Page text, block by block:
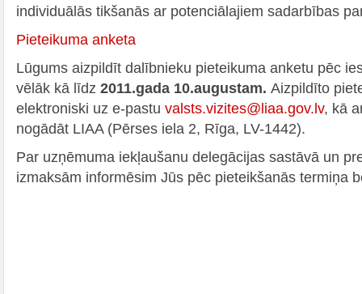
individuālās tikšanās ar potenciālajiem sadarbības
Pieteikuma anketa
Lūgums aizpildīt dalībnieku pieteikuma anketu pēc
vēlāk kā līdz 2011.gada 10.augustam. Aizpildīto
elektroniski uz e-pastu valsts.vizites@liaa.gov.lv, kā
nogādāt LIAA (Pērses iela 2, Rīga, LV-1442).
Par uzņēmuma iekļaušanu delegācijas sastāvā un
izmaksām informēsim Jūs pēc pieteikšanās termiņa